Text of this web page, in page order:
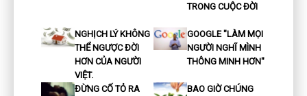
TRONG CUỘC ĐỜI
NGHỊCH LÝ KHÔNG
THỂ NGƯỢC ĐỜI
HƠN CỦA NGƯỜI
VIỆT.
GOOGLE "LÀM MỌI
NGƯỜI NGHĨ MÌNH
THÔNG MINH HƠN"
ĐỪNG CỐ TỎ RA
BAO GIỜ CHÚNG